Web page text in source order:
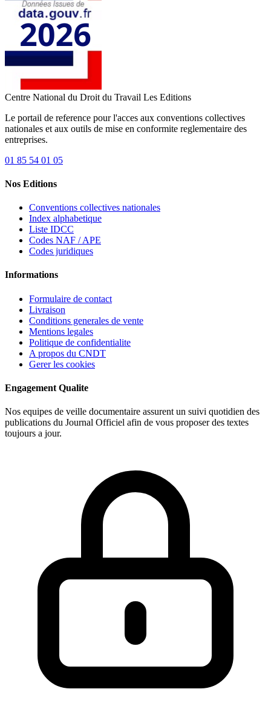
Centre National du Droit du Travail Les Editions
Le portail de reference pour l'acces aux conventions collectives
nationales et aux outils de mise en conformite reglementaire des
entreprises.
01 85 54 01 05
Nos Editions
Conventions collectives nationales
Index alphabetique
Liste IDCC
Codes NAF / APE
Codes juridiques
Informations
Formulaire de contact
Livraison
Conditions generales de vente
Mentions legales
Politique de confidentialite
A propos du CNDT
Gerer les cookies
Engagement Qualite
Nos equipes de veille documentaire assurent un suivi quotidien des
publications du Journal Officiel afin de vous proposer des textes
toujours a jour.